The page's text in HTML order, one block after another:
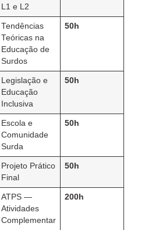
L1 e L2
Tendências
Teóricas na
Educação de
Surdos
50h
Legislação e
Educação
Inclusiva
50h
Escola e
Comunidade
Surda
50h
Projeto Prático
Final
50h
ATPS —
Atividades
Complementar
200h